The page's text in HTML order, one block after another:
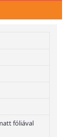
fóliával